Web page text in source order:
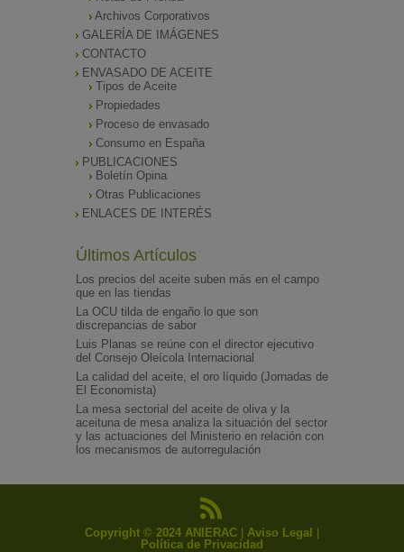
Archivos Corporativos
GALERÍA DE IMÁGENES
CONTACTO
ENVASADO DE ACEITE
Tipos de Aceite
Propiedades
Proceso de envasado
Consumo en España
PUBLICACIONES
Boletín Opina
Otras Publicaciones
ENLACES DE INTERÉS
Últimos Artículos
Los precios del aceite suben más en el campo
que en las tiendas
La OCU tilda de engaño lo que son
discrepancias de sabor
Luis Planas se reúne con el director ejecutivo
del Consejo Oleícola Internacional
La calidad del aceite, el oro líquido (Jornadas de
El Economista)
La mesa sectorial del aceite de oliva y la
aceituna de mesa analiza la situación del sector
y las actuaciones del Ministerio en relación con
los mecanismos de autorregulación
Copyright © 2024 ANIERAC Aviso Legal
Política de Privacidad